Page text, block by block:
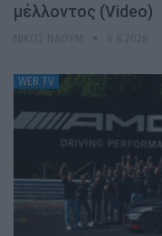
μέλλοντος (Video)
WEB TV